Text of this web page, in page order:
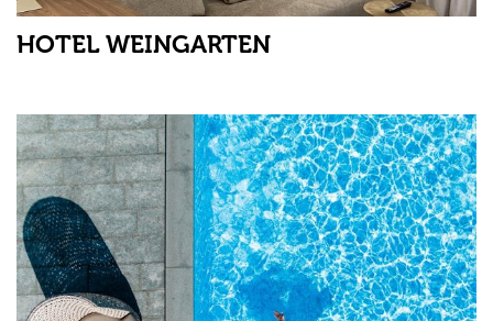
HOTEL WEINGARTEN